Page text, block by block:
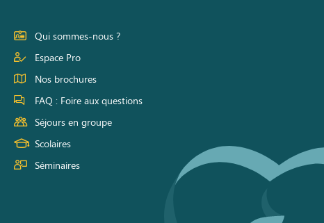
Qui sommes-nous ?
Espace Pro
Nos brochures
FAQ : Foire aux questions
Séjours en groupe
Scolaires
Séminaires